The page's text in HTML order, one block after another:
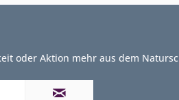
oder Aktion mehr aus dem